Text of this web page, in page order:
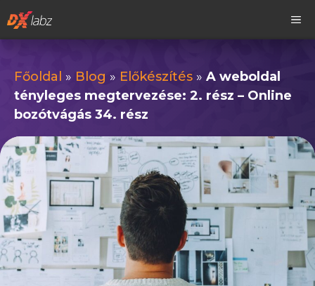
Kilépés
Főoldal » Blog » Előkészítés » A weboldal
tényleges megtervezése: 2. rész – Online
bozótvágás 34. rész